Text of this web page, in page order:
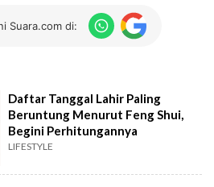
Suara.com di:
Daftar Tanggal Lahir Paling
Beruntung Menurut Feng Shui,
Begini Perhitungannya
LIFESTYLE